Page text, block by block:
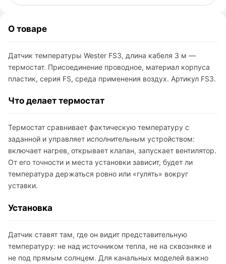
О товаре
Датчик температуры Wester FS3, длина кабеля 3 м —
термостат. Присоединение проводное, материал корпуса
пластик, серия FS, среда применения воздух. Артикул FS3.
Что делает термостат
Термостат сравнивает фактическую температуру с
заданной и управляет исполнительным устройством:
включает нагрев, открывает клапан, запускает вентилятор.
От его точности и места установки зависит, будет ли
температура держаться ровно или «гулять» вокруг
уставки.
Установка
Датчик ставят там, где он видит представительную
температуру: не над источником тепла, не на сквозняке и
не под прямым солнцем. Для канальных моделей важно